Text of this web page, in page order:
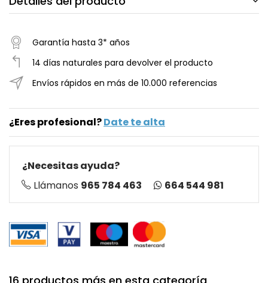
Garantía hasta 3* años
14 días naturales para devolver el producto
Envíos rápidos en más de 10.000 referencias
¿Eres profesional?Date te alta
¿Necesitas ayuda?
Llámanos 965 784 463 664 544 981